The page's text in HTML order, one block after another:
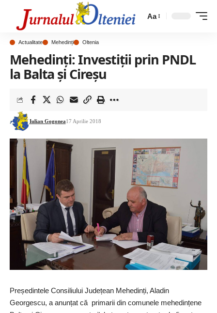
Aa
Actualitate Mehedinți Oltenia
Mehedinți: Investiții prin PNDL
la Balta și Cireșu
Iulian Gogonea17 Aprilie 2018
Președintele Consiliului Județean Mehedinți, Aladin
Georgescu, a anunțat că primarii din comunele mehedințene